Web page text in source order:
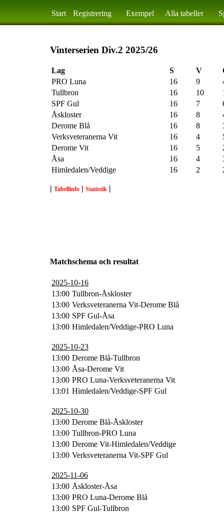
Vinterserien Div.2 2025/26
Lag S V
PRO Luna
16 9
Tullbron
16 10
SPF Gul
16 7
Åskloster
16 8
Derome Blå
16 8
Verksveteranerna Vit
16 4
Derome Vit
16 5
Åsa
16 4
Himledalen/Veddige
16 2
| Tabellinfo | Statistik |
Matchschema och resultat
2025-10-16
13:00 Tullbron-Åskloster
13:00 Verksveteranerna Vit-Derome Blå
13:00 SPF Gul-Åsa
13:00 Himledalen/Veddige-PRO Luna
2025-10-23
13:00 Derome Blå-Tullbron
13:00 Åsa-Derome Vit
13:00 PRO Luna-Verksveteranerna Vit
13:01 Himledalen/Veddige-SPF Gul
2025-10-30
13:00 Derome Blå-Åskloster
13:00 Tullbron-PRO Luna
13:00 Derome Vit-Himledalen/Veddige
13:00 Verksveteranerna Vit-SPF Gul
2025-11-06
13:00 Åskloster-Åsa
13:00 PRO Luna-Derome Blå
13:00 SPF Gul-Tullbron
Start Registrering Exempel Alla tabeller